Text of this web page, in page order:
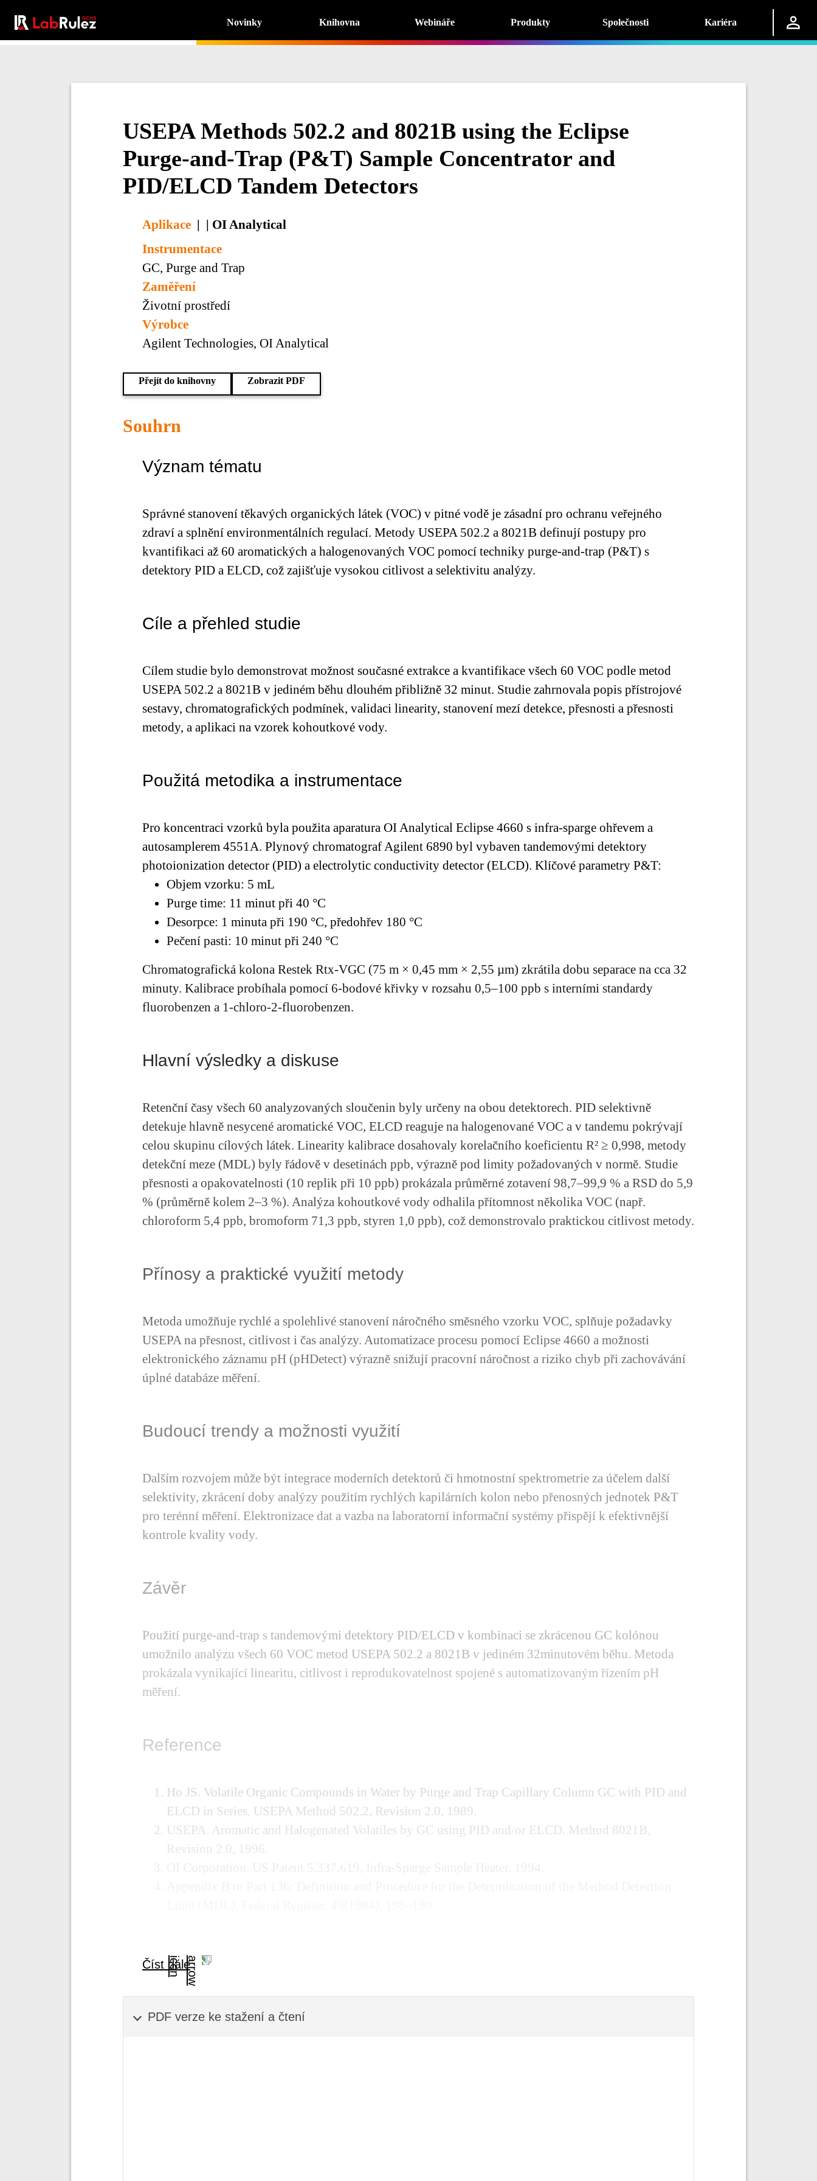
Novinky Knihovna Webináře Produkty Společnosti Kariéra
USEPA Methods 502.2 and 8021B using the Eclipse
Purge-and-Trap (P&T) Sample Concentrator and
PID/ELCD Tandem Detectors
Aplikace | | OI Analytical
Instrumentace
GC, Purge and Trap
Zaměření
Životní prostředí
Výrobce
Agilent Technologies, OI Analytical
Přejít do knihovny Zobrazit PDF
Souhrn
Význam tématu
Správné stanovení těkavých organických látek (VOC) v pitné vodě je zásadní pro ochranu veřejného
zdraví a splnění environmentálních regulací. Metody USEPA 502.2 a 8021B definují postupy pro
kvantifikaci až 60 aromatických a halogenovaných VOC pomocí techniky purge-and-trap (P&T) s
detektory PID a ELCD, což zajišťuje vysokou citlivost a selektivitu analýzy.
Cíle a přehled studie
Cílem studie bylo demonstrovat možnost současné extrakce a kvantifikace všech 60 VOC podle metod
USEPA 502.2 a 8021B v jediném běhu dlouhém přibližně 32 minut. Studie zahrnovala popis přístrojové
sestavy, chromatografických podmínek, validaci linearity, stanovení mezí detekce, přesnosti a přesnosti
metody, a aplikaci na vzorek kohoutkové vody.
Použitá metodika a instrumentace
Pro koncentraci vzorků byla použita aparatura OI Analytical Eclipse 4660 s infra-sparge ohřevem a
autosamplerem 4551A. Plynový chromatograf Agilent 6890 byl vybaven tandemovými detektory
photoionization detector (PID) a electrolytic conductivity detector (ELCD). Klíčové parametry P&T:
Objem vzorku: 5 mL
Purge time: 11 minut při 40 °C
Desorpce: 1 minuta při 190 °C, předohřev 180 °C
Pečení pasti: 10 minut při 240 °C
Chromatografická kolona Restek Rtx-VGC (75 m × 0,45 mm × 2,55 µm) zkrátila dobu separace na cca 32
minuty. Kalibrace probíhala pomocí 6-bodové křivky v rozsahu 0,5–100 ppb s interními standardy
fluorobenzen a 1-chloro-2-fluorobenzen.
Hlavní výsledky a diskuse
Retenční časy všech 60 analyzovaných sloučenin byly určeny na obou detektorech. PID selektivně
detekuje hlavně nesycené aromatické VOC, ELCD reaguje na halogenované VOC a v tandemu pokrývají
celou skupinu cílových látek. Linearity kalibrace dosahovaly korelačního koeficientu R² ≥ 0,998, metody
detekční meze (MDL) byly řádově v desetinách ppb, výrazně pod limity požadovaných v normě. Studie
přesnosti a opakovatelnosti (10 replik při 10 ppb) prokázala průměrné zotavení 98,7–99,9 % a RSD do 5,9
% (průměrně kolem 2–3 %). Analýza kohoutkové vody odhalila přítomnost několika VOC (např.
chloroform 5,4 ppb, bromoform 71,3 ppb, styren 1,0 ppb), což demonstrovalo praktickou citlivost metody.
Přínosy a praktické využití metody
Metoda umožňuje rychlé a spolehlivé stanovení náročného směsného vzorku VOC, splňuje požadavky
USEPA na přesnost, citlivost i čas analýzy. Automatizace procesu pomocí Eclipse 4660 a možnosti
elektronického záznamu pH (pHDetect) výrazně snižují pracovní náročnost a riziko chyb při zachovávání
úplné databáze měření.
Budoucí trendy a možnosti využití
Dalším rozvojem může být integrace moderních detektorů či hmotnostní spektrometrie za účelem další
selektivity, zkrácení doby analýzy použitím rychlých kapilárních kolon nebo přenosných jednotek P&T
pro terénní měření. Elektronizace dat a vazba na laboratorní informační systémy přispějí k efektivnější
kontrole kvality vody.
Závěr
Použití purge-and-trap s tandemovými detektory PID/ELCD v kombinaci se zkrácenou GC kolónou
umožnilo analýzu všech 60 VOC metod USEPA 502.2 a 8021B v jediném 32minutovém běhu. Metoda
prokázala vynikající linearitu, citlivost i reprodukovatelnost spojené s automatizovaným řízením pH
měření.
Reference
Ho JS. Volatile Organic Compounds in Water by Purge and Trap Capillary Column GC with PID and
ELCD in Series. USEPA Method 502.2, Revision 2.0, 1989.
USEPA. Aromatic and Halogenated Volatiles by GC using PID and/or ELCD. Method 8021B,
Revision 2.0, 1996.
Číst dále
PDF verze ke stažení a čtení